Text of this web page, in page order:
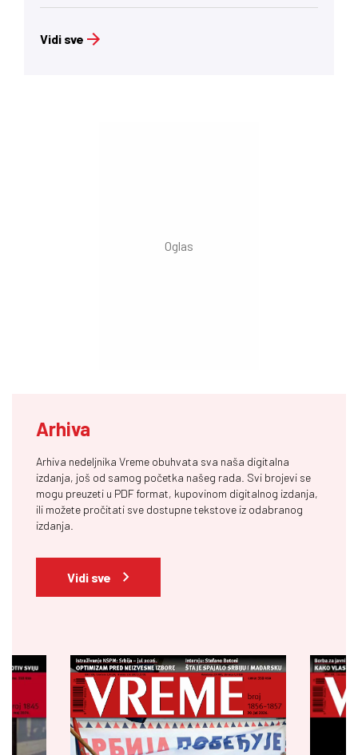
Vidi sve
Arhiva
Arhiva nedeljnika Vreme obuhvata sva naša digitalna
izdanja, još od samog početka našeg rada. Svi brojevi se
mogu preuzeti u PDF format, kupovinom digitalnog izdanja,
ili možete pročitati sve dostupne tekstove iz odabranog
izdanja.
Vidi sve